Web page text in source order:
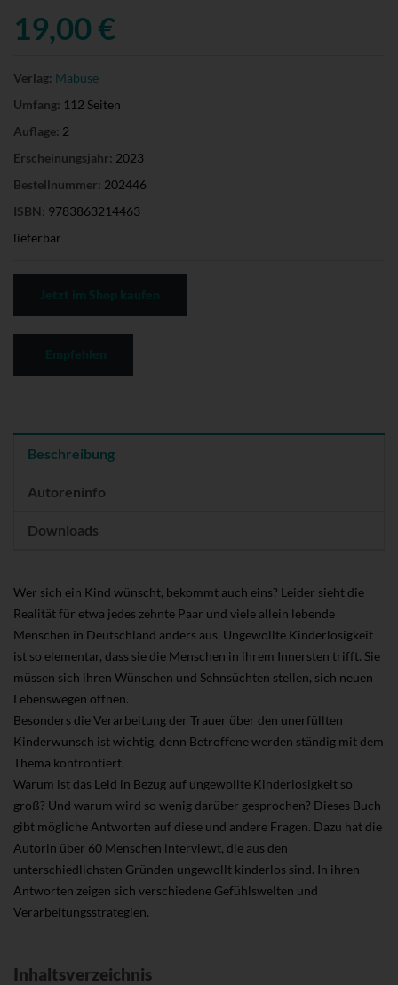
19,00 €
Verlag: Mabuse
Umfang: 112 Seiten
Auflage: 2
Erscheinungsjahr: 2023
Bestellnummer: 202446
ISBN: 9783863214463
lieferbar
Beschreibung
Autoreninfo
Downloads
Wer sich ein Kind wünscht, bekommt auch eins? Leider sieht die
Realität für etwa jedes zehnte Paar und viele allein lebende
Menschen in Deutschland anders aus. Ungewollte Kinderlosigkeit
ist so elementar, dass sie die Menschen in ihrem Innersten trifft. Sie
müssen sich ihren Wünschen und Sehnsüchten stellen, sich neuen
Lebenswegen öffnen.
Besonders die Verarbeitung der Trauer über den unerfüllten
Kinderwunsch ist wichtig, denn Betroffene werden ständig mit dem
Thema konfrontiert.
Warum ist das Leid in Bezug auf ungewollte Kinderlosigkeit so
groß? Und warum wird so wenig darüber gesprochen? Dieses Buch
gibt mögliche Antworten auf diese und andere Fragen. Dazu hat die
Autorin über 60 Menschen interviewt, die aus den
unterschiedlichsten Gründen ungewollt kinderlos sind. In ihren
Antworten zeigen sich verschiedene Gefühlswelten und
Verarbeitungsstrategien.
Inhaltsverzeichnis